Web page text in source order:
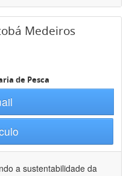
Medeiros
de Pesca
a sustentabilidade da